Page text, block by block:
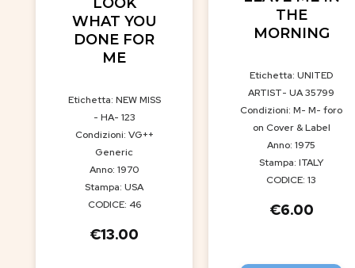
WHAT YOU
DONE FOR
ME
Etichetta: NEW MISS
- HA- 123
Condizioni: VG++
Generic
Anno: 1970
Stampa: USA
CODICE: 46
€13.00
THE
MORNING
Etichetta: UNITED
ARTIST- UA 35799
Condizioni: M- M- foro
on Cover & Label
Anno: 1975
Stampa: ITALY
CODICE: 13
€6.00